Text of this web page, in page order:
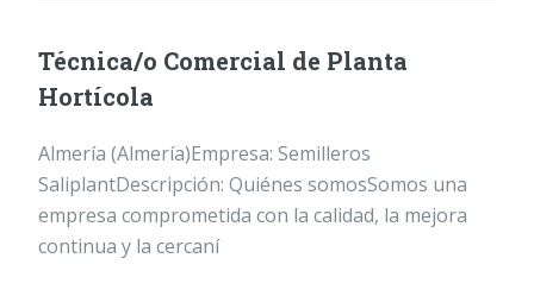
Técnica/o Comercial de Planta
Hortícola
Almería (Almería)Empresa: Semilleros
SaliplantDescripción: Quiénes somosSomos una
empresa comprometida con la calidad, la mejora
continua y la cercaní